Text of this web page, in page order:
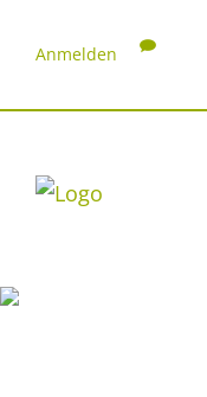
Anmelden